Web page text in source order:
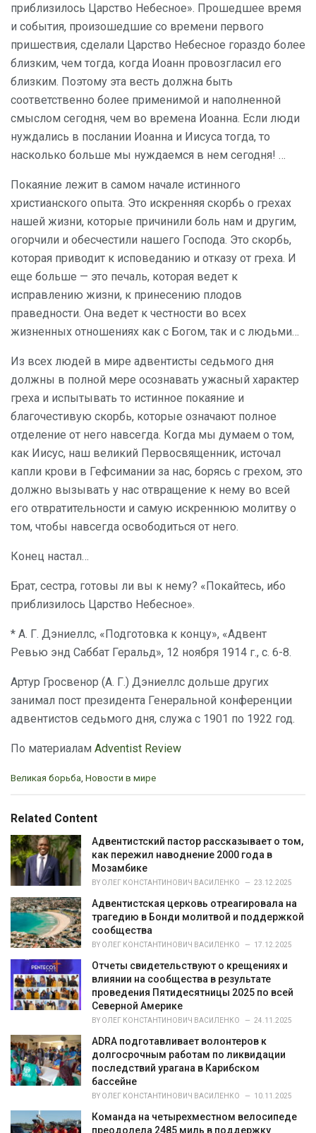
приблизилось Царство Небесное». Прошедшее время
и события, произошедшие со времени первого
пришествия, сделали Царство Небесное гораздо более
близким, чем тогда, когда Иоанн провозгласил его
близким. Поэтому эта весть должна быть
соответственно более применимой и наполненной
смыслом сегодня, чем во времена Иоанна. Если люди
нуждались в послании Иоанна и Иисуса тогда, то
насколько больше мы нуждаемся в нем сегодня! …
Покаяние лежит в самом начале истинного
христианского опыта. Это искренняя скорбь о грехах
нашей жизни, которые причинили боль нам и другим,
огорчили и обесчестили нашего Господа. Это скорбь,
которая приводит к исповеданию и отказу от греха. И
еще больше — это печаль, которая ведет к
исправлению жизни, к принесению плодов
праведности. Она ведет к честности во всех
жизненных отношениях как с Богом, так и с людьми…
Из всех людей в мире адвентисты седьмого дня
должны в полной мере осознавать ужасный характер
греха и испытывать то истинное покаяние и
благочестивую скорбь, которые означают полное
отделение от него навсегда. Когда мы думаем о том,
как Иисус, наш великий Первосвященник, источал
капли крови в Гефсимании за нас, борясь с грехом, это
должно вызывать у нас отвращение к нему во всей
его отвратительности и самую искреннюю молитву о
том, чтобы навсегда освободиться от него.
Конец настал…
Брат, сестра, готовы ли вы к нему? «Покайтесь, ибо
приблизилось Царство Небесное».
* А. Г. Дэниеллс, «Подготовка к концу», «Адвент
Ревью энд Саббат Геральд», 12 ноября 1914 г., с. 6-8.
Артур Гросвенор (А. Г.) Дэниеллс дольше других
занимал пост президента Генеральной конференции
адвентистов седьмого дня, служа с 1901 по 1922 год.
По материалам Adventist Review
C
e
o
r
i
e
:
Великая борьба Новости в мире
Related Content
Адвентистский пастор рассказывает о том,
как пережил наводнение 2000 года в
Мозамбике
BY ОЛЕГ КОНСТАНТИНОВИЧ ВАСИЛЕНКО 23.12.2025
Адвентистская церковь отреагировала на
трагедию в Бонди молитвой и поддержкой
сообщества
BY ОЛЕГ КОНСТАНТИНОВИЧ ВАСИЛЕНКО 17.12.2025
Отчеты свидетельствуют о крещениях и
влиянии на сообщества в результате
проведения Пятидесятницы 2025 по всей
Северной Америке
BY ОЛЕГ КОНСТАНТИНОВИЧ ВАСИЛЕНКО 24.11.2025
ADRA подготавливает волонтеров к
долгосрочным работам по ликвидации
последствий урагана в Карибском
бассейне
BY ОЛЕГ КОНСТАНТИНОВИЧ ВАСИЛЕНКО 10.11.2025
Команда на четырехместном велосипеде
преодолела 2485 миль в поддержку